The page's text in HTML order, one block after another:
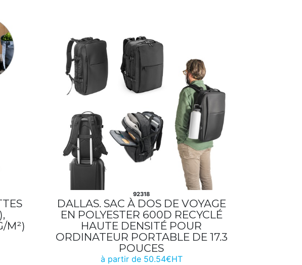
M²)
92318
DALLAS. SAC À DOS DE VOYAGE
EN POLYESTER 600D RECYCLÉ
HAUTE DENSITÉ POUR
ORDINATEUR PORTABLE DE 17.3
POUCES
à partir de 50.54€HT